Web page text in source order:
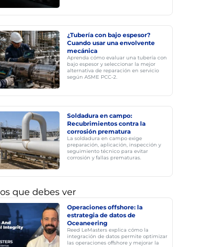
¿Tubería con bajo espesor?
Cuando usar una envolvente
mecánica
Aprenda cómo evaluar una tubería con
bajo espesor y seleccionar la mejor
alternativa de reparación en servicio
según ASME PCC-2.
Soldadura en campo:
Recubrimientos contra la
corrosión prematura
La soldadura en campo exige
preparación, aplicación, inspección y
seguimiento técnico para evitar
corrosión y fallas prematuras.
que debes ver
Operaciones offshore: la
estrategia de datos de
Oceaneering
Reed LeMasters explica cómo la
integración de datos permite optimizar
las operaciones offshore y mejorar la